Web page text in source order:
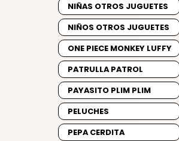
NIÑAS OTROS JUGUETES
NIÑOS OTROS JUGUETES
ONE PIECE MONKEY LUFFY
PATRULLA PATROL
PAYASITO PLIM PLIM
PELUCHES
PEPA CERDITA